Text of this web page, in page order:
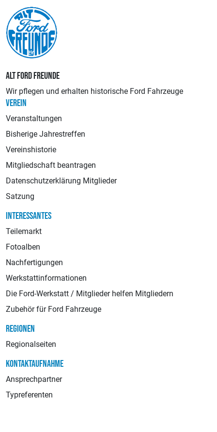
ALT FORD FREUNDE
Wir pflegen und erhalten historische Ford Fahrzeuge
VEREIN
Veranstaltungen
Bisherige Jahrestreffen
Vereinshistorie
Mitgliedschaft beantragen
Datenschutzerklärung Mitglieder
Satzung
INTERESSANTES
Teilemarkt
Fotoalben
Nachfertigungen
Werkstattinformationen
Die Ford-Werkstatt / Mitglieder helfen Mitgliedern
Zubehör für Ford Fahrzeuge
REGIONEN
Regionalseiten
KONTAKTAUFNAHME
Ansprechpartner
Typreferenten